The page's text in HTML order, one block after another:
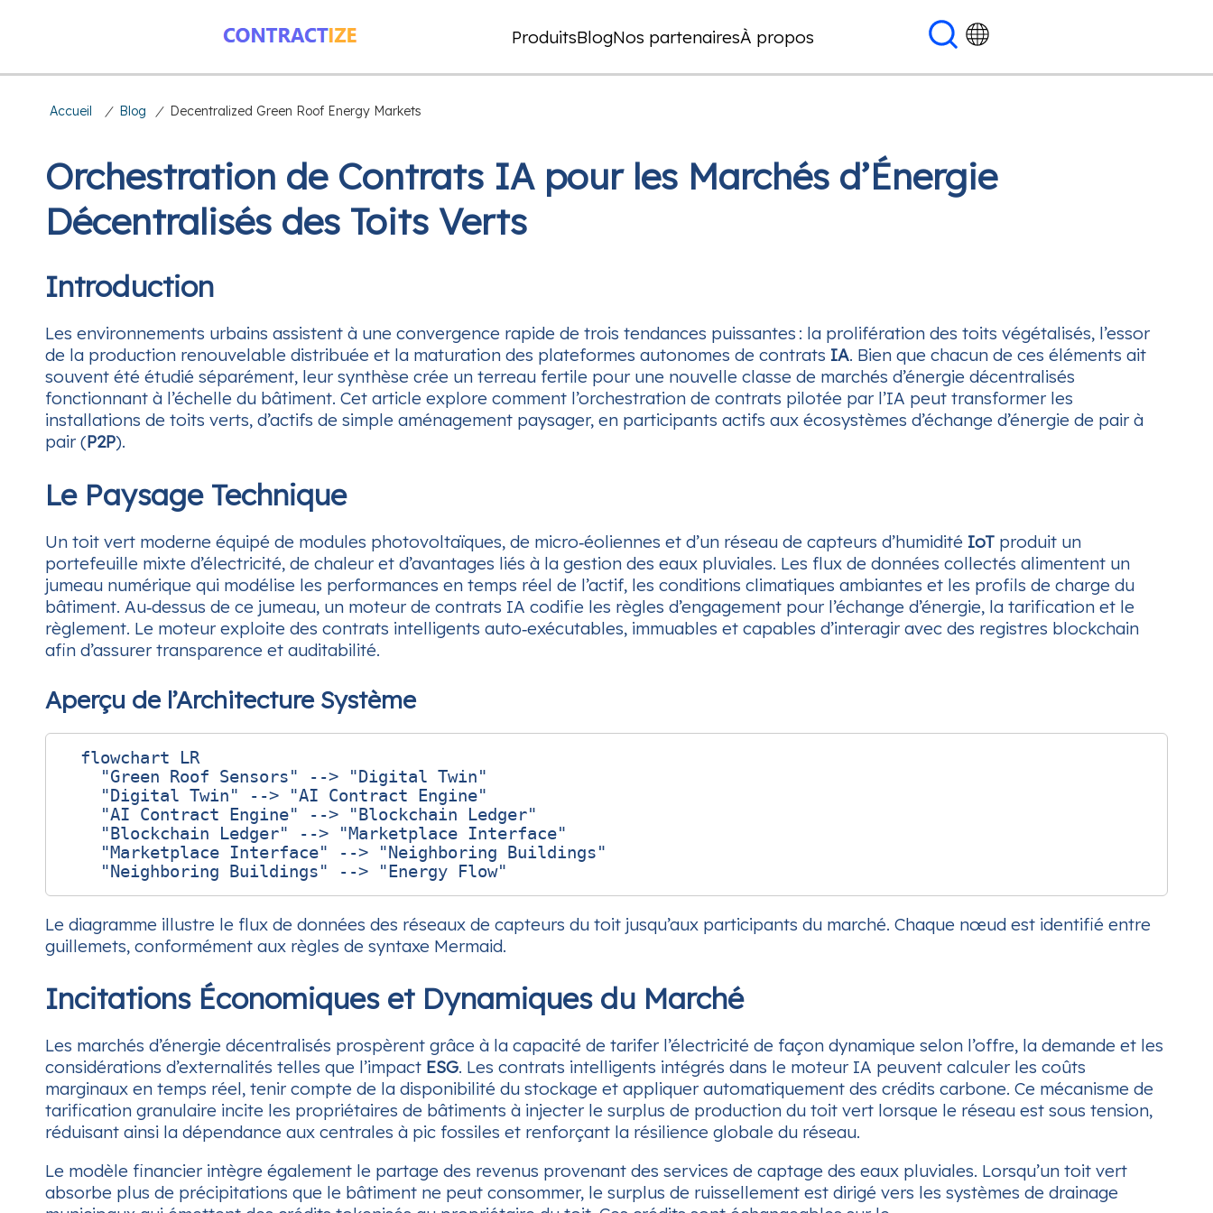
ProduitsBlogNos partenairesÀ propos
Accueil / Blog / Decentralized Green Roof Energy Markets
Orchestration de Contrats IA pour les Marchés d’Énergie
Décentralisés des Toits Verts
Introduction
Les environnements urbains assistent à une convergence rapide de trois tendances puissantes : la prolifération des toits végétalisés, l’essor
de la production renouvelable distribuée et la maturation des plateformes autonomes de contrats IA. Bien que chacun de ces éléments ait
souvent été étudié séparément, leur synthèse crée un terreau fertile pour une nouvelle classe de marchés d’énergie décentralisés
fonctionnant à l’échelle du bâtiment. Cet article explore comment l’orchestration de contrats pilotée par l’IA peut transformer les
installations de toits verts, d’actifs de simple aménagement paysager, en participants actifs aux écosystèmes d’échange d’énergie de pair à
pair (P2P).
Le Paysage Technique
Un toit vert moderne équipé de modules photovoltaïques, de micro‑éoliennes et d’un réseau de capteurs d’humidité IoT produit un
portefeuille mixte d’électricité, de chaleur et d’avantages liés à la gestion des eaux pluviales. Les flux de données collectés alimentent un
jumeau numérique qui modélise les performances en temps réel de l’actif, les conditions climatiques ambiantes et les profils de charge du
bâtiment. Au‑dessus de ce jumeau, un moteur de contrats IA codifie les règles d’engagement pour l’échange d’énergie, la tarification et le
règlement. Le moteur exploite des contrats intelligents auto‑exécutables, immuables et capables d’interagir avec des registres blockchain
afin d’assurer transparence et auditabilité.
Aperçu de l’Architecture Système
  flowchart LR
    "Green Roof Sensors" --> "Digital Twin"
    "Digital Twin" --> "AI Contract Engine"
    "AI Contract Engine" --> "Blockchain Ledger"
    "Blockchain Ledger" --> "Marketplace Interface"
    "Marketplace Interface" --> "Neighboring Buildings"
Le diagramme illustre le flux de données des réseaux de capteurs du toit jusqu’aux participants du marché. Chaque nœud est identifié entre
guillemets, conformément aux règles de syntaxe Mermaid.
Incitations Économiques et Dynamiques du Marché
Les marchés d’énergie décentralisés prospèrent grâce à la capacité de tarifer l’électricité de façon dynamique selon l’offre, la demande et les
considérations d’externalités telles que l’impact ESG. Les contrats intelligents intégrés dans le moteur IA peuvent calculer les coûts
marginaux en temps réel, tenir compte de la disponibilité du stockage et appliquer automatiquement des crédits carbone. Ce mécanisme de
tarification granulaire incite les propriétaires de bâtiments à injecter le surplus de production du toit vert lorsque le réseau est sous tension,
réduisant ainsi la dépendance aux centrales à pic fossiles et renforçant la résilience globale du réseau.
Le modèle financier intègre également le partage des revenus provenant des services de captage des eaux pluviales. Lorsqu’un toit vert
absorbe plus de précipitations que le bâtiment ne peut consommer, le surplus de ruissellement est dirigé vers les systèmes de drainage